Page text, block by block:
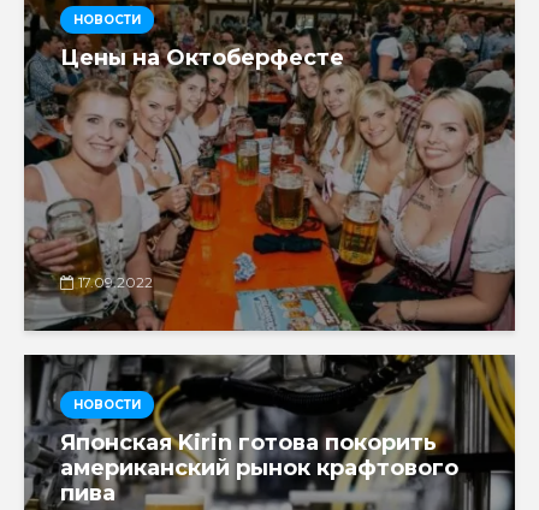
НОВОСТИ
Цены на Октоберфесте
17.09.2022
НОВОСТИ
Японская Kirin готова покорить
американский рынок крафтового
пива